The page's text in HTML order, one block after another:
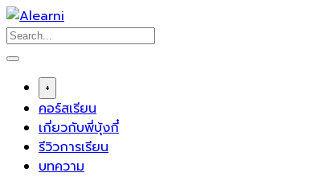
Skip
to
content
+
คอร์สเรียน
เกี่ยวกับพี่บุ้งกี๋
รีวิวการเรียน
บทความ